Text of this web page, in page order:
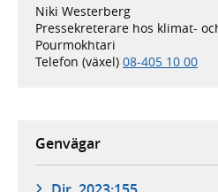
Niki Westerberg
Pressekreterare hos klimat-
Pourmokhtari
Telefon (växel) 08-405 10 00
Genvägar